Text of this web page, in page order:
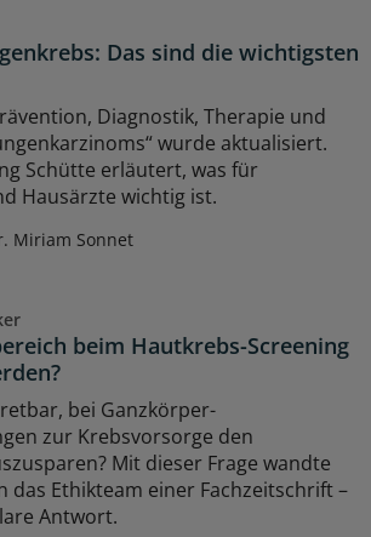
Das sind die wichtigsten
Diagnostik, Therapie und
wurde aktualisiert.
Schütte erläutert, was für
Hausärzte wichtig ist.
Miriam Sonnet
beim Hautkrebs-Screening
bei Ganzkörper-
zur Krebsvorsorge den
Mit dieser Frage wandte
das Ethikteam einer Fachzeitschrift –
Antwort.